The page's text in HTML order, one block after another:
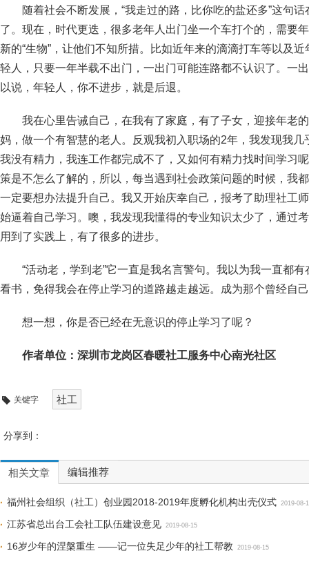
随着社会不断发展，“我走过的路，比你吃的盐还多”这句
了。现在，时代更迭，很多老年人出门坐一个车打个的，需要
新的“生物”，让他们不知所措。比如近年来的滴滴打车等以及
轻人，只要一年半载不出门，一出门可能连路都不认识了。一
以说，年轻人，你不进步，就是后退。
我在心里告诫自己，在我有了家庭，有了子女，迎接年老
妈，做一个有智慧的老人。反观我初入职场的2年，我发现我
我没有精力，我连工作都完成不了，又如何有精力找时间学习
策是不怎么了解的，所以，每当遇到社会政策问题的时候，我
一定要想办法提升自己。我又开始庆幸自己，报考了助理社工
始逼着自己学习。噢，我发现我懂得的专业知识太少了，通过
用到了实践上，有了很多的进步。
“活动老，学到老”它一直是我名言警句。我以为我一直都
看书，免得我会在停止学习的道路越走越远。成为那个曾经自
想一想，你是否已经在无意识的停止学习了呢？
作者单位：深圳市龙岗区春暖社工服务中心南光社区
关键字 社工
分享到：
相关文章 编辑推荐
福州社会组织（社工）创业园2018-2019年度孵化机构出壳仪式 2019-08-
江苏省总出台工会社工队伍建设意见 2019-08-15
16岁少年的涅槃重生 ——记一位失足少年的社工帮教 2019-08-15